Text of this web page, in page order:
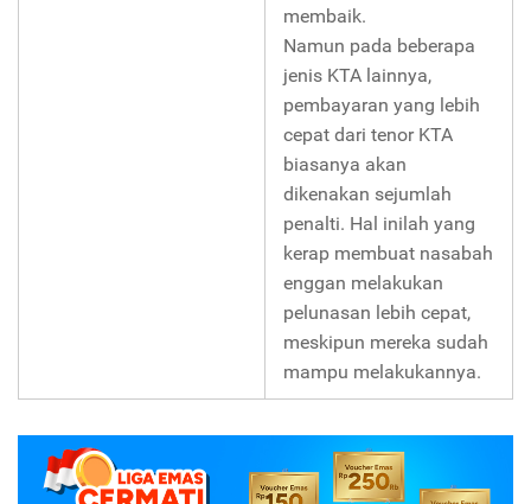
membaik.
Namun pada beberapa
jenis KTA lainnya,
pembayaran yang lebih
cepat dari tenor KTA
biasanya akan
dikenakan sejumlah
penalti. Hal inilah yang
kerap membuat nasabah
enggan melakukan
pelunasan lebih cepat,
meskipun mereka sudah
mampu melakukannya.